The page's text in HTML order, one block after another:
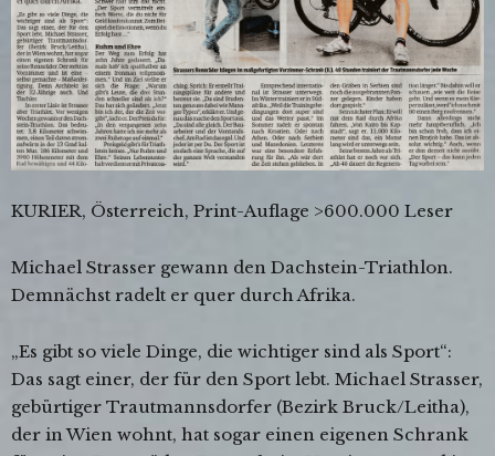
KURIER, Österreich, Print-Auflage >600.000 Leser
Michael Strasser gewann den Dachstein-Triathlon.
Demnächst radelt er quer durch Afrika.
„Es gibt so viele Dinge, die wichtiger sind als Sport“:
Das sagt einer, der für den Sport lebt. Michael Strasser,
gebürtiger Trautmannsdorfer (Bezirk Bruck/Leitha),
der in Wien wohnt, hat sogar einen eigenen Schrank